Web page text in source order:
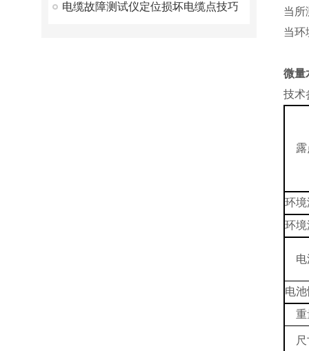
电缆故障测试仪定位损坏电缆点技巧
当所
当环
微量
技术
环
环
电
重